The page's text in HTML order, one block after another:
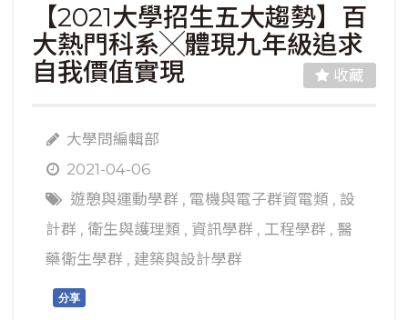
【2021大學招生五大趨勢】百
大熱門科系╳體現九年級追求
自我價值實現
收藏
大學問編輯部
2021-04-06
遊憩與運動學群 , 電機與電子群資電類 , 設
計群 , 衛生與護理類 , 資訊學群 , 工程學群 , 醫
藥衛生學群 , 建築與設計學群
分享